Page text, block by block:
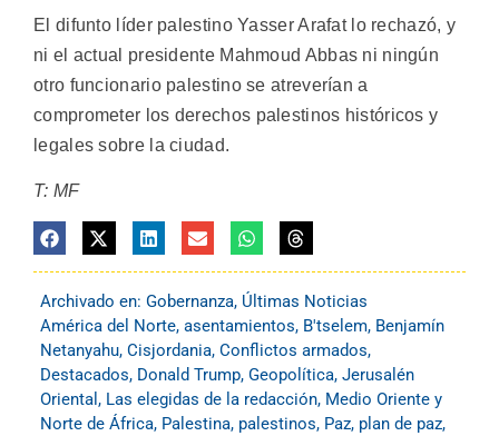
El difunto líder palestino Yasser Arafat lo rechazó, y
ni el actual presidente Mahmoud Abbas ni ningún
otro funcionario palestino se atreverían a
comprometer los derechos palestinos históricos y
legales sobre la ciudad.
T: MF
Archivado en: Gobernanza, Últimas Noticias
América del Norte, asentamientos, B'tselem, Benjamín
Netanyahu, Cisjordania, Conflictos armados,
Destacados, Donald Trump, Geopolítica, Jerusalén
Oriental , Las elegidas de la redacción, Medio Oriente y
Norte de África, Palestina, palestinos, Paz, plan de paz,